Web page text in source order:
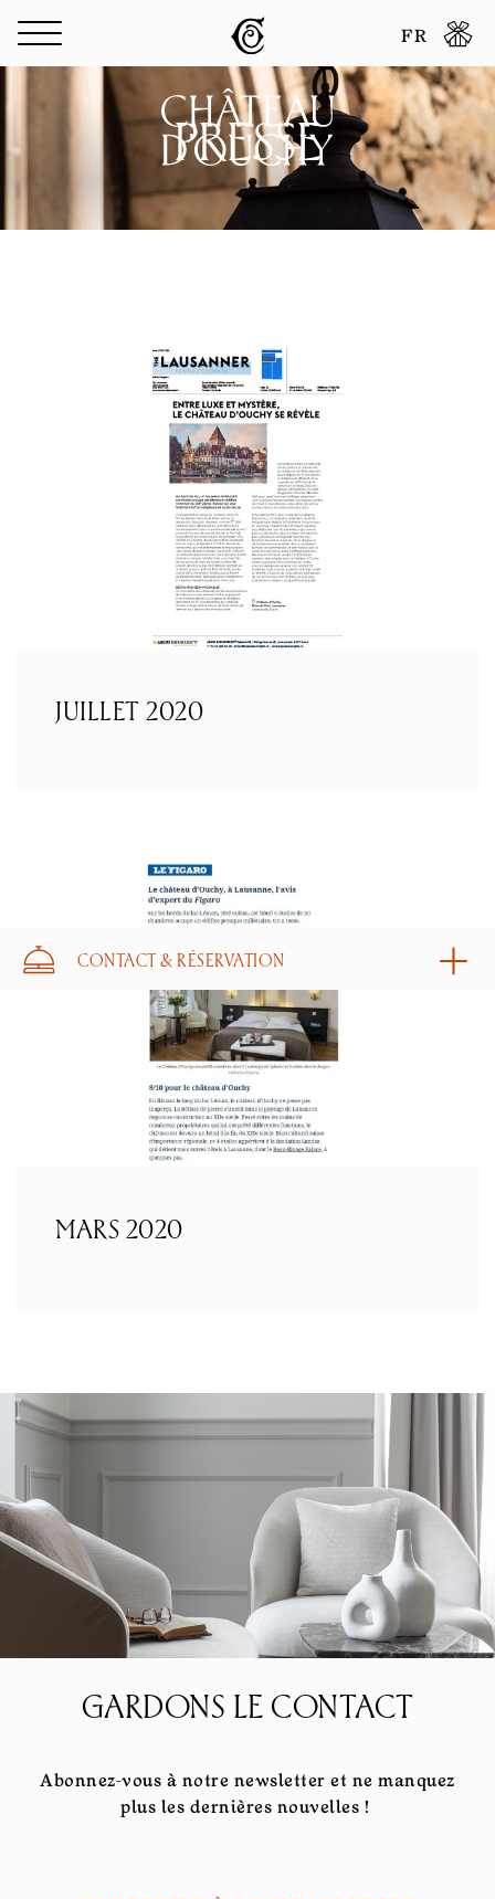
FR
PRESSE
CONTACT & RÉSERVATION
JUILLET 2020
MARS 2020
GARDONS LE CONTACT
Abonnez-vous à notre newsletter et ne manquez
plus les dernières nouvelles !